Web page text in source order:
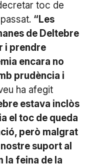
toc de
“Les
de Deltebre
i prendre
encara no
prudència i
ha afegit
estava inclòs
el toc de queda
però malgrat
suport al
la feina de la